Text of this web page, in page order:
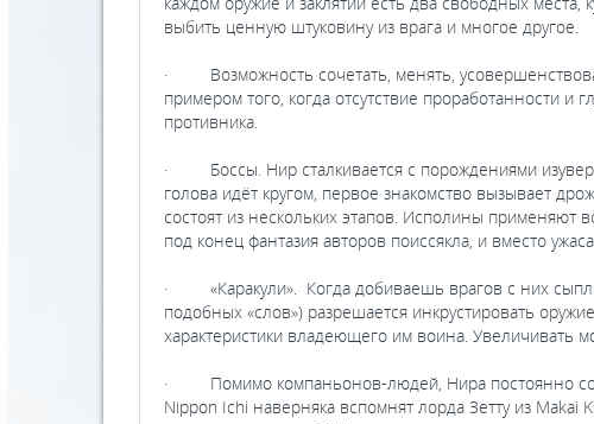
выбить ценную штуковину из врага и многое другое.
· Возможность сочетать, менять,
примером того, когда отсутствие проработанности
противника.
· Боссы. Нир сталкивается с порождениями
голова идёт кругом, первое знакомство вызывает
состоят из нескольких этапов. Исполины
под конец фантазия авторов поиссякла, и вместо
· «Каракули». Когда добиваешь врагов с них
подобных «слов») разрешается инкрустировать
характеристики владеющего им воина. Увеличивать
· Помимо компаньонов-людей, Нира постоянно
Nippon Ichi наверняка вспомнят лорда Зетту из